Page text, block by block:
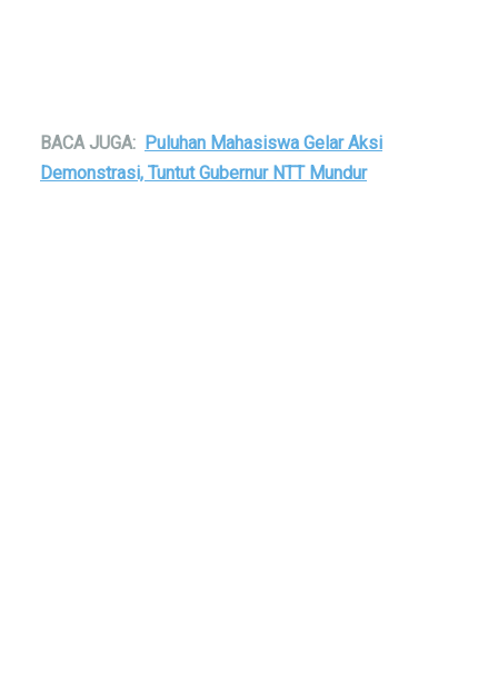
BACA JUGA: Puluhan Mahasiswa Gelar Aksi
Demonstrasi, Tuntut Gubernur NTT Mundur